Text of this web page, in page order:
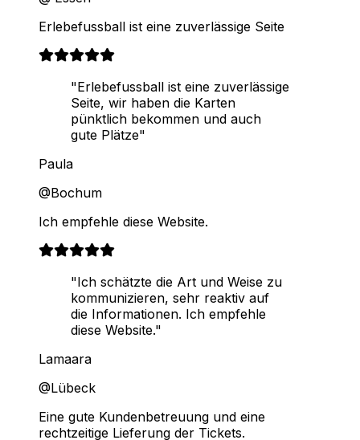
Erlebefussball ist eine zuverlässige Seite
"Erlebefussball ist eine zuverlässige
Seite, wir haben die Karten
pünktlich bekommen und auch
gute Plätze"
Paula
@Bochum
Ich empfehle diese Website.
"Ich schätzte die Art und Weise zu
kommunizieren, sehr reaktiv auf
die Informationen. Ich empfehle
diese Website."
Lamaara
@Lübeck
Eine gute Kundenbetreuung und eine
rechtzeitige Lieferung der Tickets.